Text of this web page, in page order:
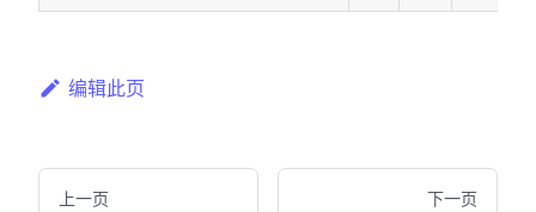
编辑此页
上一页 下一页